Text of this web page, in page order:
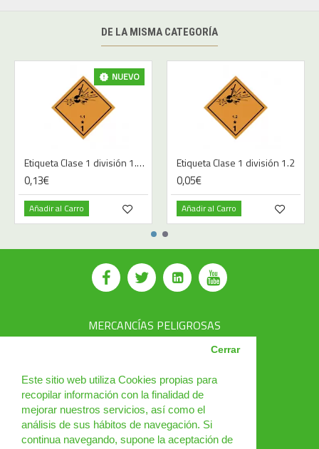
Este sitio web utiliza Cookies propias para
recopilar información con la finalidad de
mejorar nuestros servicios, así como el
análisis de sus hábitos de navegación. Si
continua navegando, supone la aceptación de
Cerrar
DE LA MISMA CATEGORÍA
NUEVO
Etiqueta Clase 1 división 1.1 - Imprimir
0,13€
Añadir al Carro
Etiqueta Clase 1 división 1.2
0,05€
Añadir al Carro
MERCANCÍAS PELIGROSAS
PRODUCTOS
CURSOS
NOTICIAS